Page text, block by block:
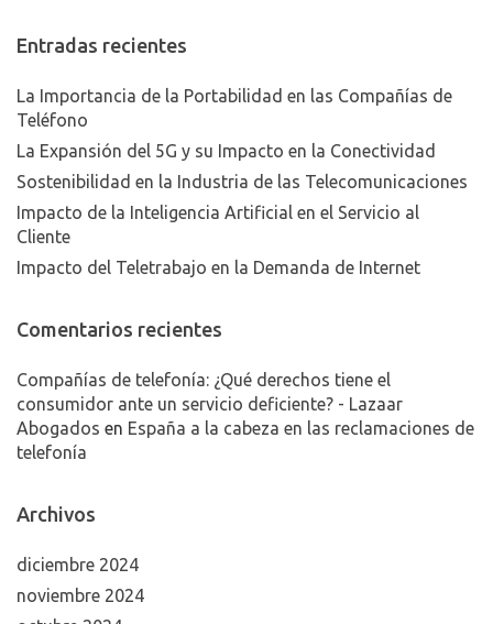
Entradas recientes
La Importancia de la Portabilidad en las Compañías de
Teléfono
La Expansión del 5G y su Impacto en la Conectividad
Sostenibilidad en la Industria de las Telecomunicaciones
Impacto de la Inteligencia Artificial en el Servicio al
Cliente
Impacto del Teletrabajo en la Demanda de Internet
Comentarios recientes
Compañías de telefonía: ¿Qué derechos tiene el
consumidor ante un servicio deficiente? - Lazaar
Abogados en España a la cabeza en las reclamaciones de
telefonía
Archivos
diciembre 2024
noviembre 2024